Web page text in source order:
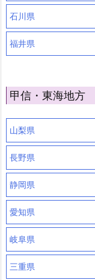
石川県
福井県
甲信・東海地方
山梨県
長野県
静岡県
愛知県
岐阜県
三重県